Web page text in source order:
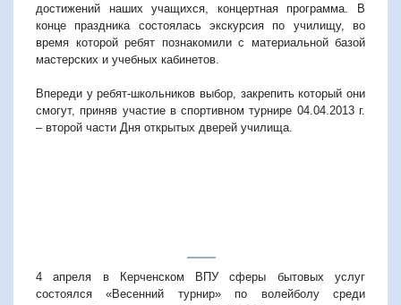
достижений наших учащихся, концертная программа. В
конце праздника состоялась экскурсия по училищу, во
время которой ребят познакомили с материальной базой
мастерских и учебных кабинетов.
Впереди у ребят-школьников выбор, закрепить который они
смогут, приняв участие в спортивном турнире 04.04.2013 г.
– второй части Дня открытых дверей училища.
4 апреля в Керченском ВПУ сферы бытовых услуг
состоялся «Весенний турнир» по волейболу среди